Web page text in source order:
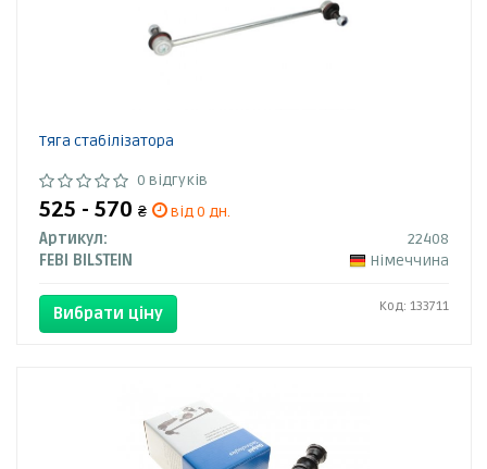
Тяга стабілізатора
0 відгуків
525 - 570 ₴
від 0 дн.
Артикул:
22408
FEBI BILSTEIN
Німеччина
Вибрати ціну Код: 133711